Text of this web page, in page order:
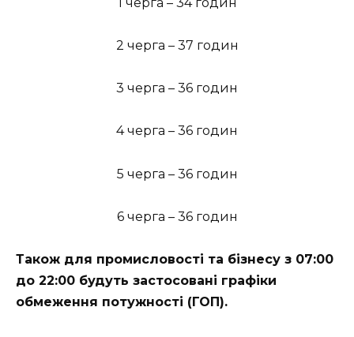
2 черга – 37 годин
3 черга – 36 годин
4 черга – 36 годин
5 черга – 36 годин
6 черга – 36 годин
Також для промисловості та бізнесу з 07:00
до 22:00 будуть застосовані графіки
обмеження потужності (ГОП).